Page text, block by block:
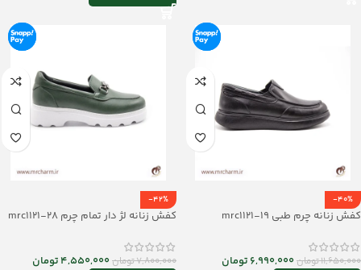
-40%
کفش زنانه چرم طبی mrc1121-19
11,650,000تومان6,990,000 تومان
-42%
کفش زنانه لژ دار تمام چرم mrc1121-28
7,800,000تومان4,550,000تومان